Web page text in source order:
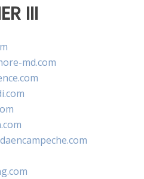
III
md.com